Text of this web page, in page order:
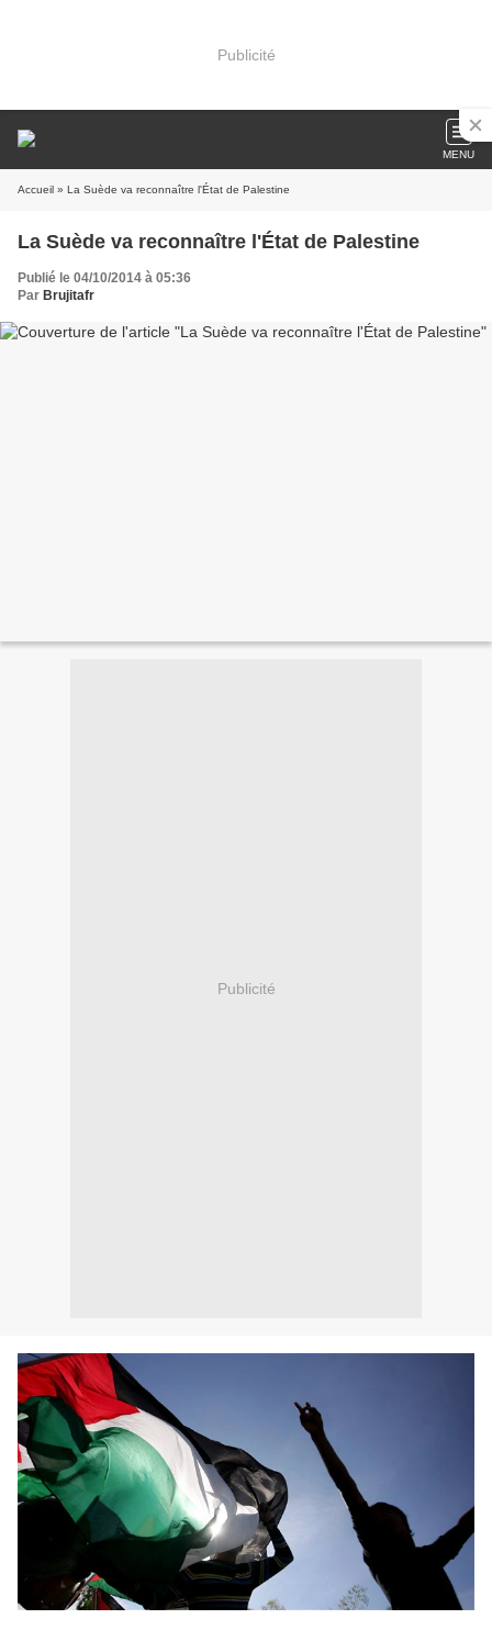
Publicité
MENU
Accueil » La Suède va reconnaître l'État de Palestine
La Suède va reconnaître l'État de Palestine
Publié le 04/10/2014 à 05:36
Par Brujitafr
Publicité